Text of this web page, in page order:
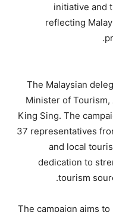
initiative and
reflecting
The Malaysian
Minister of Tourism,
King Sing. The
37 representatives
and local
dedication to
tourism
The campaign aims to